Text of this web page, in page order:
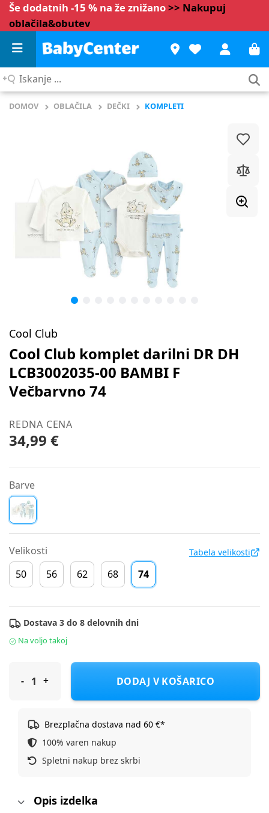
Še dodatnih -15 % na že znižano>> Nakupuj
oblačila&obutev
Iskanje
DOMOV OBLAČILA DEČKI KOMPLETI
Cool Club
Cool Club komplet darilni DR DH
LCB3002035-00 BAMBI F
Večbarvno 74
REDNA CENA
34,99 €
Barve
Velikosti Tabela velikosti
50 56 62 68 74
Dostava 3 do 8 delovnih dni
Na voljo takoj
Cool Club komplet darilni DR DH LCB3002035-00 BAMBI F
DODAJ V KOŠARICO
Brezplačna dostava nad 60 €*
100% varen nakup
Spletni nakup brez skrbi
Opis izdelka